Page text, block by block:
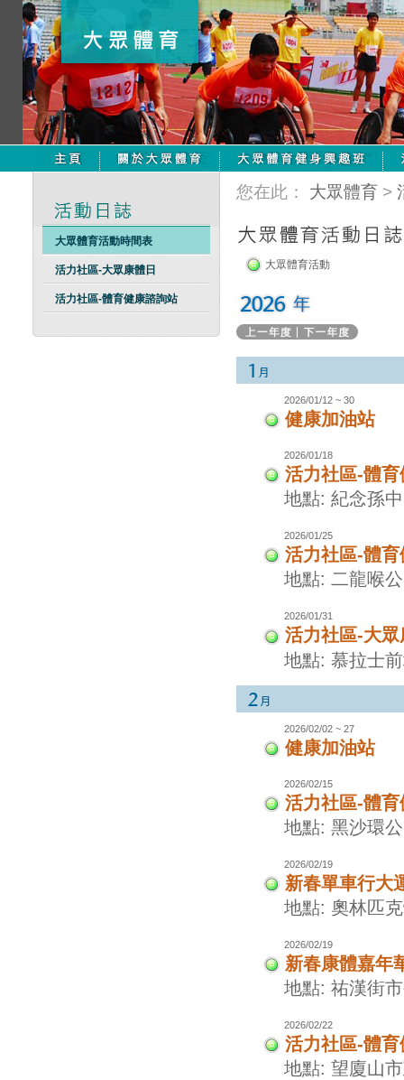
大眾體育活動時間表
活力社區-大眾康體日
活力社區-體育健康諮詢站
您在此： 大眾體育 >
大眾體育活動
2026/01/12 ~ 30
健康加油站
2026/01/18
活力社區-體
地點: 紀念孫
2026/01/25
活力社區-體
地點: 二龍喉
2026/01/31
活力社區-大眾
地點: 慕拉士
2026/02/02 ~ 27
健康加油站
2026/02/15
活力社區-體
地點: 黑沙環
2026/02/19
新春單車行大
地點: 奧林匹
2026/02/19
新春康體嘉年
地點: 祐漢街
2026/02/22
活力社區-體
地點: 望廈山